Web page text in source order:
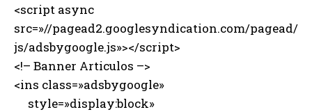
<script async
src=»//pagead2.googlesyndication.com/pagead/
js/adsbygoogle.js»></script>
<!– Banner Articulos –>
<ins class=»adsbygoogle»
style=»display:block»